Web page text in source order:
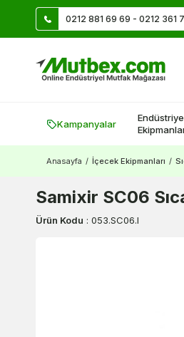
0212 881 69 69 - 0212 361
Üye Ol İlk
Kampanyalar
Anasayfa / İçecek Ekipmanları /
Samixir SC06
Ürün Kodu : 053.SC06.I